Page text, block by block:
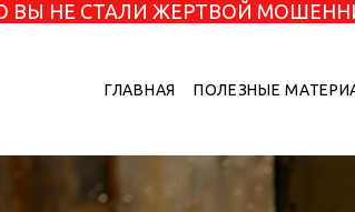
ВЫ НЕ СТАЛИ ЖЕРТВОЙ
ГЛАВНАЯ ПОЛЕЗНЫЕ